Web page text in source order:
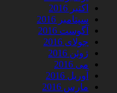
اکتبر 2016
سپتامبر 2016
آگوست 2016
جولای 2016
ژوئن 2016
می 2016
آوریل 2016
مارس 2016